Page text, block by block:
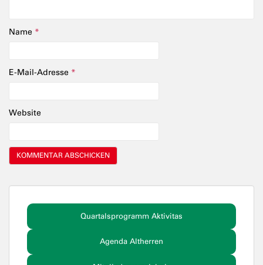
Name *
E-Mail-Adresse *
Website
Quartalsprogramm Aktivitas
Agenda Altherren